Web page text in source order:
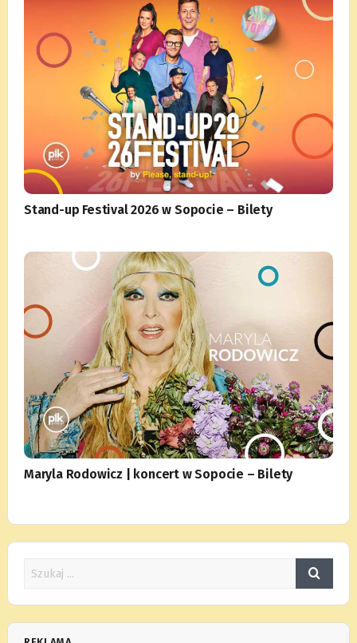
Stand-up Festival 2026 w Sopocie – Bilety
Maryla Rodowicz | koncert w Sopocie – Bilety